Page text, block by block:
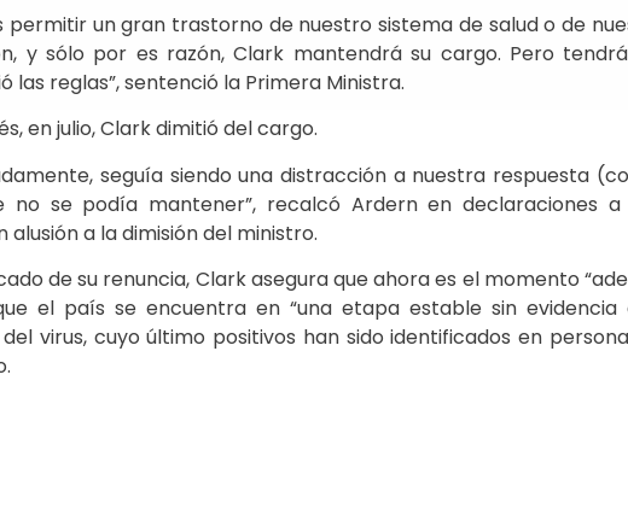
permitir un gran trastorno de nuestro sistema de salud o de
y sólo por es razón, Clark mantendrá su cargo. Pero
las reglas”, sentenció la Primera Ministra.
en julio, Clark dimitió del cargo.
seguía siendo una distracción a nuestra respuesta
no se podía mantener”, recalcó Ardern en declaraciones a
alusión a la dimisión del ministro.
de su renuncia, Clark asegura que ahora es el momento
el país se encuentra en “una etapa estable sin evidencia
virus, cuyo último positivos han sido identificados en